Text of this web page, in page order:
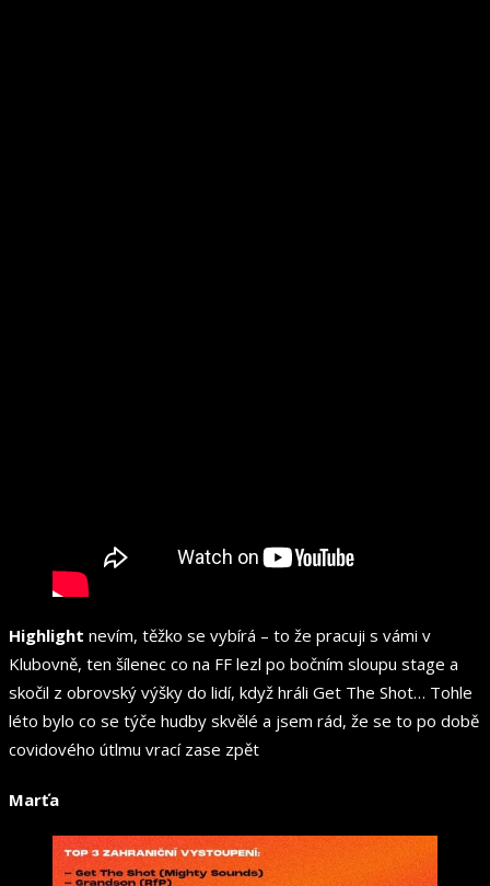
Highlight nevím, těžko se vybírá – to že pracuji s vámi v
Klubovně, ten šílenec co na FF lezl po bočním sloupu stage a
skočil z obrovský výšky do lidí, když hráli Get The Shot… Tohle
léto bylo co se týče hudby skvělé a jsem rád, že se to po době
covidového útlmu vrací zase zpět
Marťa